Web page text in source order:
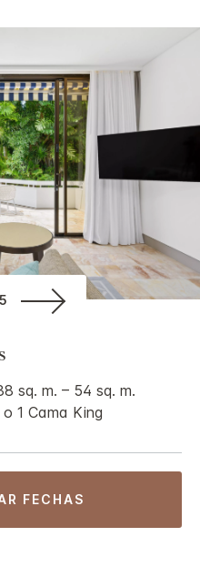
sq. m. – 54 sq. m.
1 Cama King
FECHAS